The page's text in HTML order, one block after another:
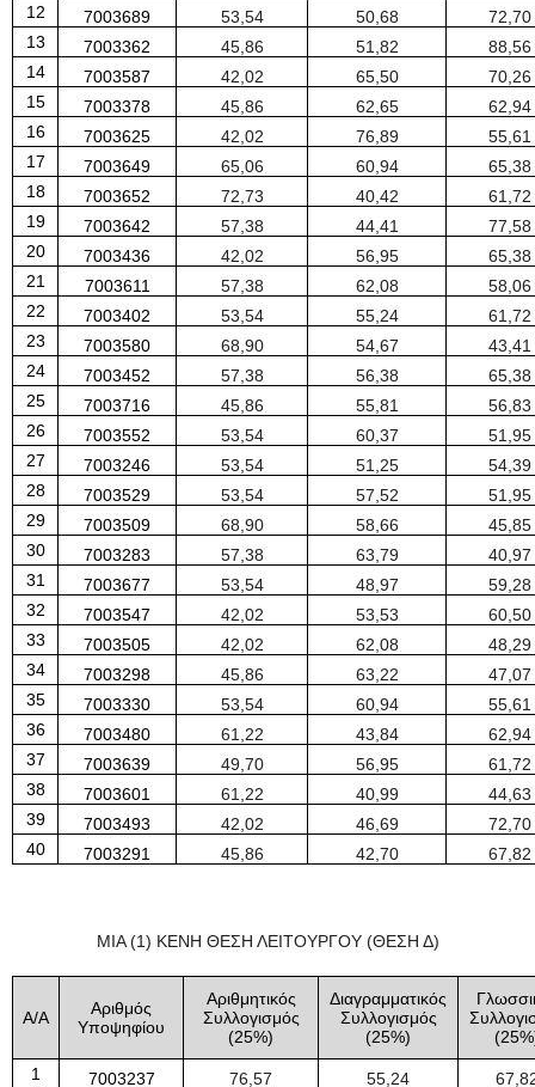
12
7003689 53 54 50, 68 72 70
13
7003362 45, 86 51 82 88 56
14
7003587 42 02 65, 50 70, 26
15
7003378 45, 86 62 65 62 94
16
7003625 42 02 76 89 55, 61
17
7003649 65, 06 60, 94 65, 38
18
7003652 72 73 40, 42 61 72
19
7003642 57 38 44, 41 77 58
20
7003436 42 02 56 95 65, 38
21
7003611 57 38 62 08 58 06
22
7003402 53 54 55, 24 61 72
23
7003580 68 90 54, 67 43 41
24
7003452 57 38 56 38 65, 38
25
7003716 45, 86 55, 81 56 83
26
7003552 53 54 60, 37 51 95
27
7003246 53 54 51 25 54, 39
28
7003529 53 54 57 52 51 95
29
7003509 68 90 58 66 45, 85
30
7003283 57 38 63 79 40, 97
31
7003677 53 54 48 97 59, 28
32
7003547 42 02 53 53 60, 50
33
7003505 42 02 62 08 48 29
34
7003298 45, 86 63 22 47 07
35
7003330 53 54 60, 94 55, 61
36
7003480 61 22 43 84 62 94
37
7003639 49, 70 56 95 61 72
38
7003601 61 22 40, 99 44, 63
39
7003493 42 02 46 69 72 70
40
7003291 45, 86 42 70 67 82
ΜΙΑ (1) ΚΕΝΗ ΘΕΣΗ ΛΕΙΤΟΥΡΓΟΥ (ΘΕΣΗ Δ)
Α/Α
Αριθμός
Υποψηφίου
Αριθμητικός
Συλλογισμός
(25%)
Διαγραμματικός
Συλλογισμός
(25%)
(25
1
7003237 76 57 55 24 67